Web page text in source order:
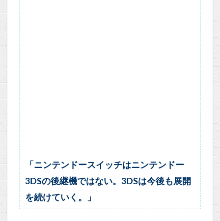
「ニンテンドースイッチはニンテンドー
3DSの後継機ではない。3DSは今後も展開
を続けていく。」